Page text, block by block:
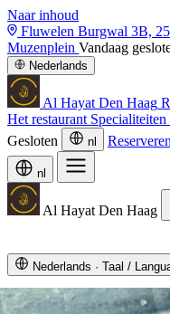
Naar inhoud
Fluwelen Burgwal 3B,
Muzenplein Vandaag
Nederlands
Al Hayat Den Haag
Het restaurant Specialiteiten
Gesloten
nl Reserveren
nl
Al Hayat Den Haag
Nederlands · Taal /